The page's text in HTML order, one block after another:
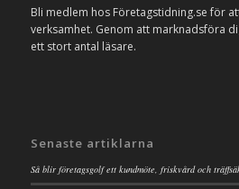
Bli medlem hos Företagstidning.se för
verksamhet. Genom att marknadsföra
ett stort antal läsare.
Senaste artiklarna
Så blir företagsgolf ett kundmöte, friskvård och